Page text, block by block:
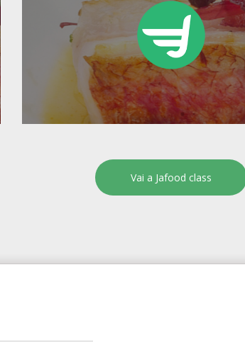
Vai a Jafood class